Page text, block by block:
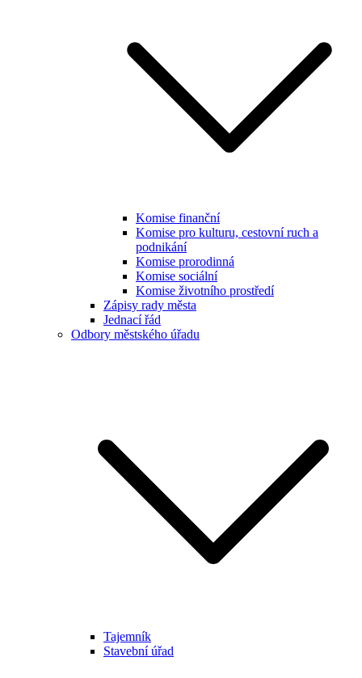
Komise finanční
Komise pro kulturu, cestovní ruch a
podnikání
Komise prorodinná
Komise sociální
Komise životního prostředí
Zápisy rady města
Jednací řád
Odbory městského úřadu
Tajemník
Stavební úřad